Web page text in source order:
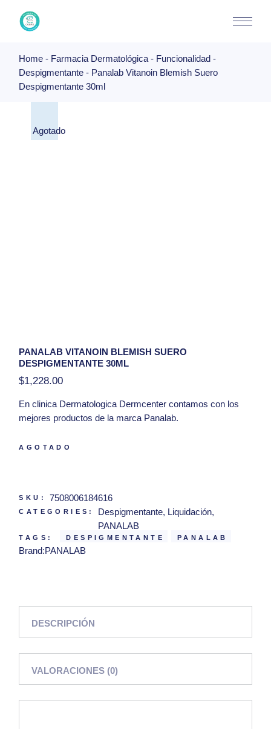
content
Home Farmacia Dermatológica
Funcionalidad
Despigmentante
Panalab Vitanoin Blemish Suero
Despigmentante 30ml
Agotado
PANALAB VITANOIN BLEMISH SUERO
DESPIGMENTANTE 30ML
$1,228.00
En clinica Dermatologica Dermcenter contamos con los
mejores productos de la marca Panalab.
AGOTADO
SKU: 7508006184616
CATEGORIES: Despigmentante, Liquidación,
PANALAB
TAGS: DESPIGMENTANTE PANALAB
Brand:PANALAB
DESCRIPCIÓN
VALORACIONES (0)